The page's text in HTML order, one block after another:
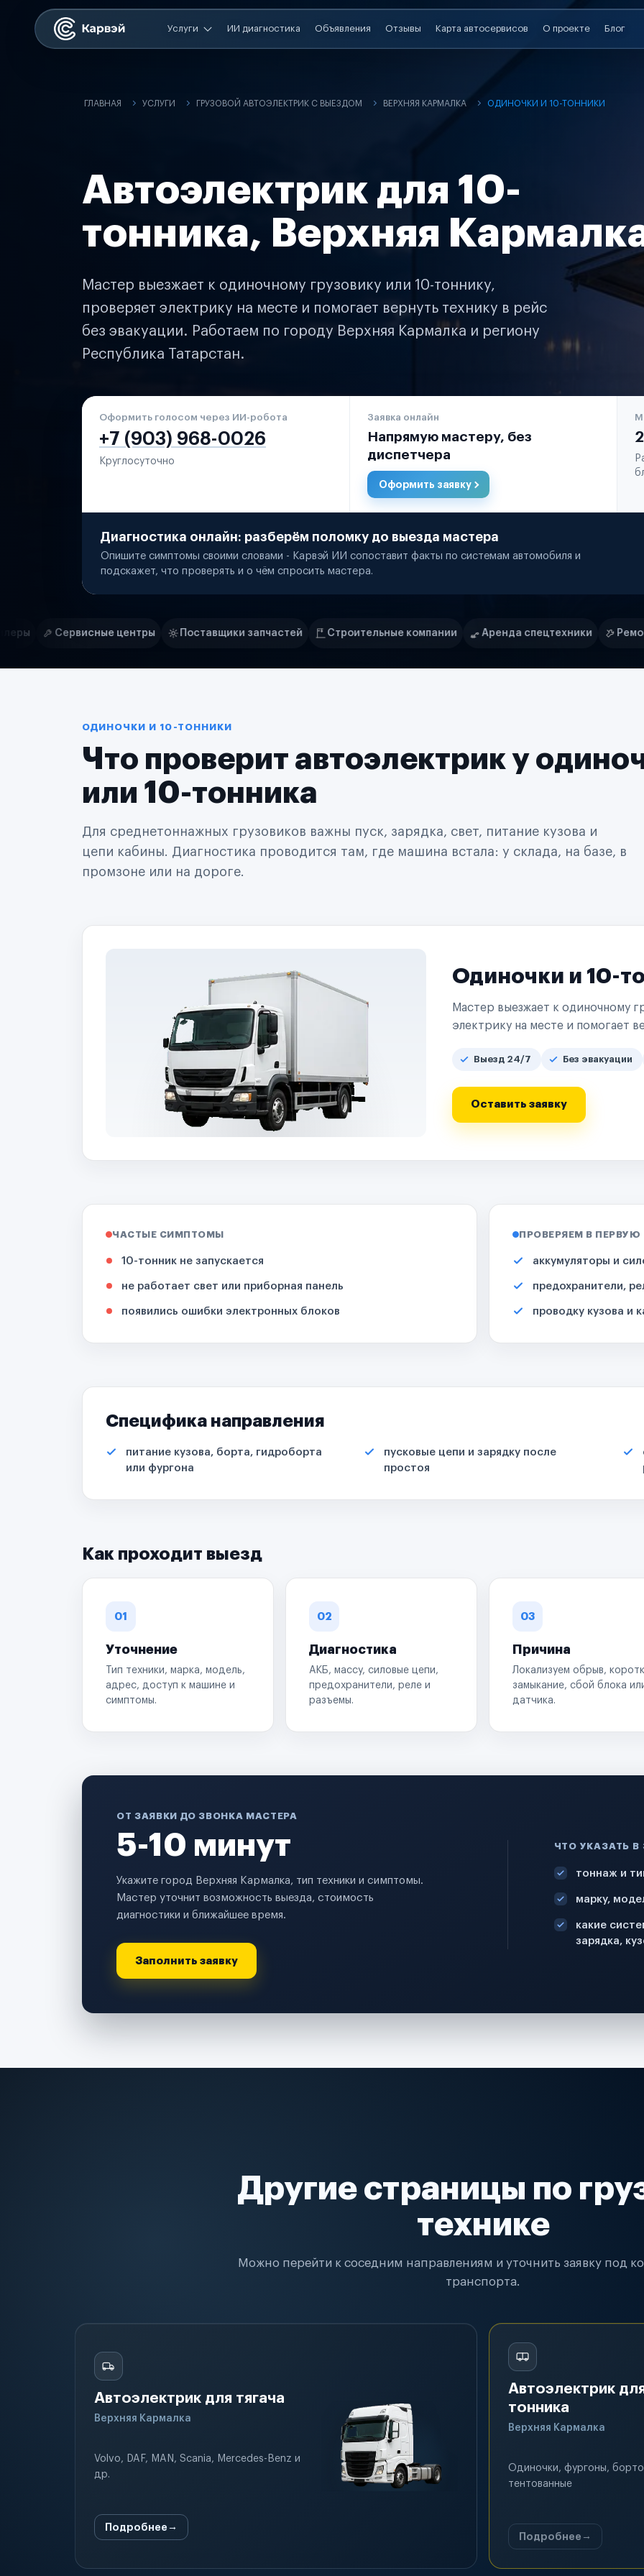
Услуги ИИ диагностика Объявления Отзывы Карта автосервисов О проекте Блог
ГЛАВНАЯ УСЛУГИ ГРУЗОВОЙ АВТОЭЛЕКТРИК С ВЫЕЗДОМ ВЕРХНЯЯ КАРМАЛКА ОДИНОЧКИ И 10-ТОННИКИ
Автоэлектрик для 10-
тонника, Верхняя
Мастер выезжает к одиночному грузовику или 10-тоннику,
проверяет электрику на месте и помогает вернуть технику в рейс
без эвакуации. Работаем по городу Верхняя Кармалка и региону
Республика Татарстан.
Оформить голосом через ИИ-робота
+7 (903) 968-0026
Круглосуточно
Заявка онлайн
Напрямую мастеру, без
диспетчера
Оформить заявку
Диагностика онлайн: разберём поломку до выезда мастера
Опишите симптомы своими словами - Карвэй ИИ сопоставит факты по системам автомобиля и
подскажет, что проверять и о чём спросить мастера.
Нам доверяют
центры Поставщики запчастей Строительные компании Аренда спецтехники Ремонт спецтехники
Маркетплейсы
Логистические компании
Поставщики запчастей
Строительные компании
Ремонт спецтехники
Управляющие компании
Страховые компании
B2B-дистрибьюторы
ОДИНОЧКИ И 10-ТОННИКИ
Что проверит автоэлектрик у
или 10-тонника
Для среднетоннажных грузовиков важны пуск, зарядка, свет, питание кузова и
цепи кабины. Диагностика проводится там, где машина встала: у склада, на базе, в
промзоне или на дороге.
Одиночки и 10-
Мастер выезжает к одиночному
электрику на месте и помогает
Выезд 24/7 Без эвакуации
Оставить заявку
ЧАСТЫЕ СИМПТОМЫ
10-тонник не запускается
не работает свет или приборная панель
появились ошибки электронных блоков
ПРОВЕРЯЕМ В ПЕРВУЮ
аккумуляторы и
предохранители,
проводку кузова и
Специфика направления
питание кузова, борта, гидроборта
или фургона
пусковые цепи и зарядку после
простоя
Как проходит выезд
01
Уточнение
Тип техники, марка, модель,
адрес, доступ к машине и
симптомы.
02
Диагностика
АКБ, массу, силовые цепи,
предохранители, реле и
разъемы.
03
Причина
Локализуем обрыв,
замыкание, сбой блока
датчика.
ОТ ЗАЯВКИ ДО ЗВОНКА МАСТЕРА
5-10 минут
Укажите город Верхняя Кармалка, тип техники и симптомы.
Мастер уточнит возможность выезда, стоимость
диагностики и ближайшее время.
Заполнить заявку
ЧТО УКАЗАТЬ В
тоннаж и
марку,
какие
зарядка,
Другие страницы по
технике
Можно перейти к соседним направлениям и уточнить заявку под
транспорта.
Автоэлектрик для тягача
Верхняя Кармалка
Volvo, DAF, MAN, Scania, Mercedes-Benz и
др.
Подробнее
Автоэлектрик
тонника
Верхняя Кармалка
Одиночки, фургоны,
тентованные
Подробнее